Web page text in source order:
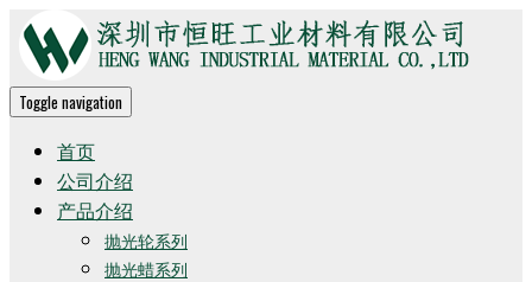
Toggle navigation
首页
公司介绍
产品介绍
抛光轮系列
抛光蜡系列